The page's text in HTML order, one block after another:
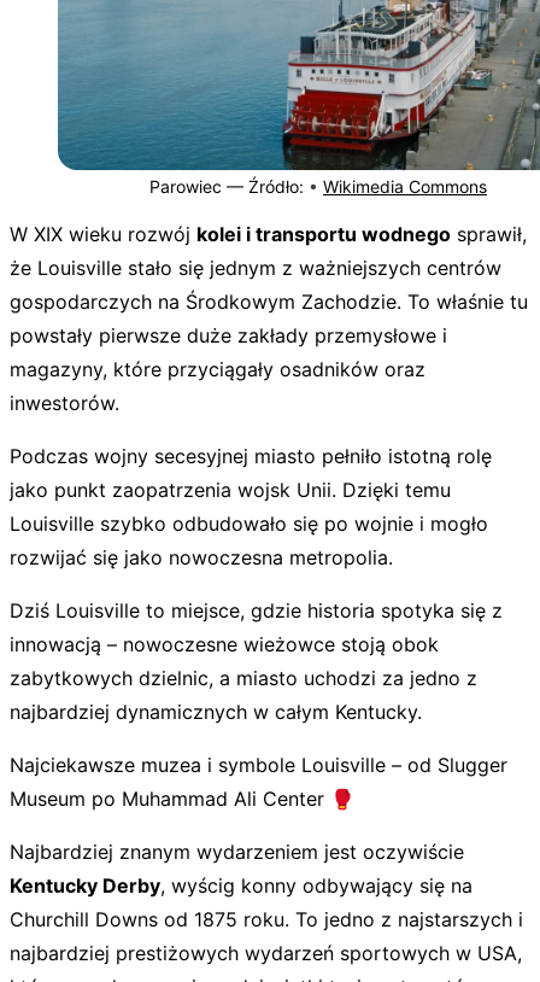
Parowiec — Źródło: • Wikimedia Commons
W XIX wieku rozwój kolei i transportu wodnego sprawił,
że Louisville stało się jednym z ważniejszych centrów
gospodarczych na Środkowym Zachodzie. To właśnie tu
powstały pierwsze duże zakłady przemysłowe i
magazyny, które przyciągały osadników oraz
inwestorów.
Podczas wojny secesyjnej miasto pełniło istotną rolę
jako punkt zaopatrzenia wojsk Unii. Dzięki temu
Louisville szybko odbudowało się po wojnie i mogło
rozwijać się jako nowoczesna metropolia.
Dziś Louisville to miejsce, gdzie historia spotyka się z
innowacją – nowoczesne wieżowce stoją obok
zabytkowych dzielnic, a miasto uchodzi za jedno z
najbardziej dynamicznych w całym Kentucky.
Najciekawsze muzea i symbole Louisville – od Slugger
Museum po Muhammad Ali Center 🥊
Najbardziej znanym wydarzeniem jest oczywiście
Kentucky Derby, wyścig konny odbywający się na
Churchill Downs od 1875 roku. To jedno z najstarszych i
najbardziej prestiżowych wydarzeń sportowych w USA,